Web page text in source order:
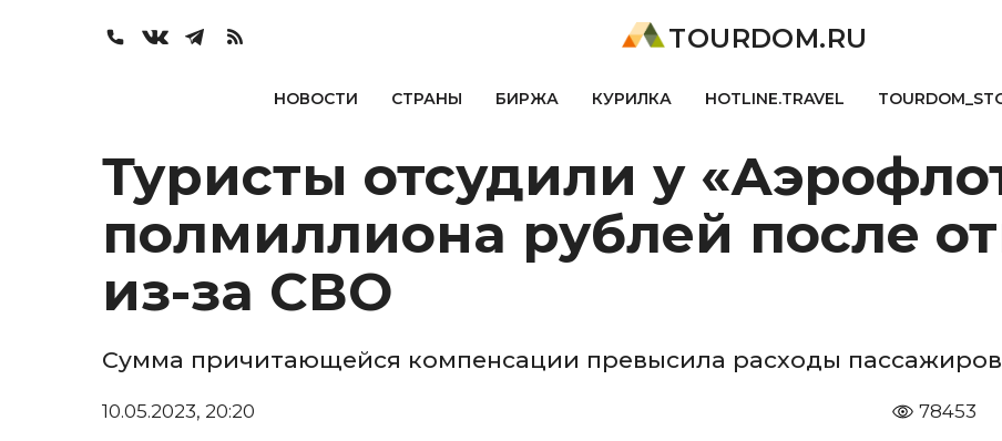
TOURDOM.RU
НОВОСТИ СТРАНЫ БИРЖА КУРИЛКА HOTLINE.TRAVEL
Туристы отсудили у
полмиллиона рублей после
из-за СВО
Сумма причитающейся компенсации превысила расходы пассажиров
10.05.2023, 20:20 78453